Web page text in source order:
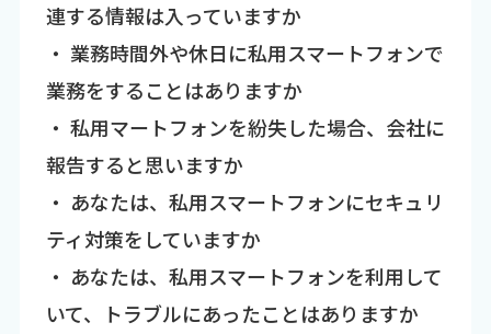
連する情報は入っていますか
・ 業務時間外や休日に私用スマートフォンで
業務をすることはありますか
・ 私用マートフォンを紛失した場合、会社に
報告すると思いますか
・ あなたは、私用スマートフォンにセキュリ
ティ対策をしていますか
・ あなたは、私用スマートフォンを利用して
いて、トラブルにあったことはありますか